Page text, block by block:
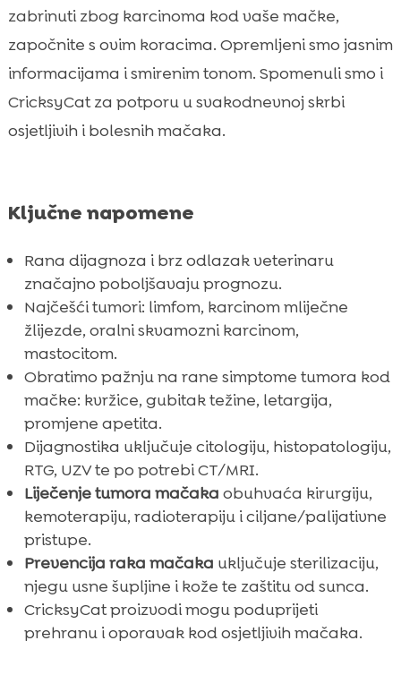
zabrinuti zbog karcinoma kod vaše mačke,
započnite s ovim koracima. Opremljeni smo jasnim
informacijama i smirenim tonom. Spomenuli smo i
CricksyCat za potporu u svakodnevnoj skrbi
osjetljivih i bolesnih mačaka.
Ključne napomene
Rana dijagnoza i brz odlazak veterinaru
značajno poboljšavaju prognozu.
Najčešći tumori: limfom, karcinom mliječne
žlijezde, oralni skvamozni karcinom,
mastocitom.
Obratimo pažnju na rane simptome tumora kod
mačke: kvržice, gubitak težine, letargija,
promjene apetita.
Dijagnostika uključuje citologiju, histopatologiju,
RTG, UZV te po potrebi CT/MRI.
Liječenje tumora mačaka obuhvaća kirurgiju,
kemoterapiju, radioterapiju i ciljane/palijativne
pristupe.
Prevencija raka mačaka uključuje sterilizaciju,
njegu usne šupljine i kože te zaštitu od sunca.
CricksyCat proizvodi mogu poduprijeti
prehranu i oporavak kod osjetljivih mačaka.